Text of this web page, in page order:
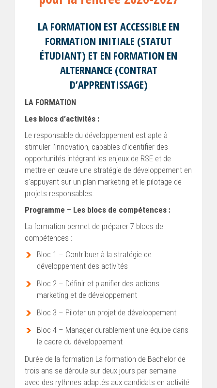
LA FORMATION EST ACCESSIBLE EN
FORMATION INITIALE (STATUT
ÉTUDIANT) ET EN FORMATION EN
ALTERNANCE (CONTRAT
D’APPRENTISSAGE)
LA FORMATION
Les blocs d’activités :
Le responsable du développement est apte à
stimuler l’innovation, capables d’identifier des
opportunités intégrant les enjeux de RSE et de
mettre en œuvre une stratégie de développement en
s’appuyant sur un plan marketing et le pilotage de
projets responsables.
Programme – Les blocs de compétences :
La formation permet de préparer 7 blocs de
compétences :
Bloc 1 – Contribuer à la stratégie de
développement des activités
Bloc 2 – Définir et planifier des actions
marketing et de développement
Bloc 3 – Piloter un projet de développement
Bloc 4 – Manager durablement une équipe dans
le cadre du développement
Durée de la formation La formation de Bachelor de
trois ans se déroule sur deux jours par semaine
avec des rythmes adaptés aux candidats en activité